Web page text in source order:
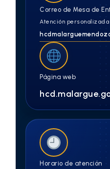
Correo de Mesa de
Atención
Página web
Horario de atención